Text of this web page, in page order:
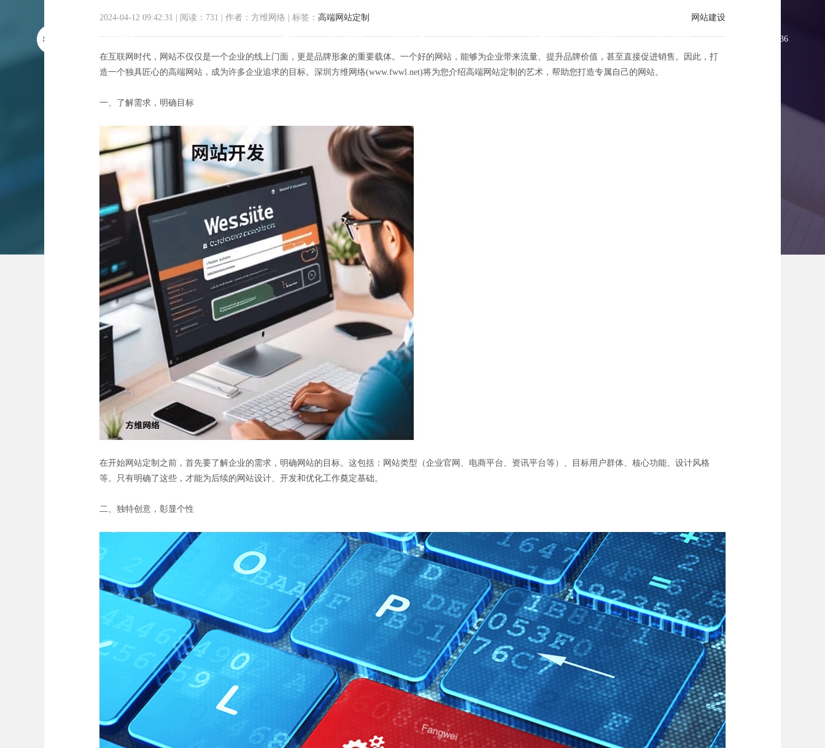
首页 关于方维 服务范围 我们的作品 解决方案 新闻资讯 联系方维 0755-83896336
匠心独运：打造专属你的高端网站定制艺术
网站建设
2024-04-12 09:42:31 阅读：731 作者：方维网络 标签： 高端网站定制
在互联网时代，网站不仅仅是一个企业的线上门面，更是品牌形象的重要载体。一个好的网站，能够为企业带来流量、提升品牌价值，甚至直接促进销售。因此，打
造一个独具匠心的高端网站，成为许多企业追求的目标。深圳方维网络(www.fwwl.net)将为您介绍高端网站定制的艺术，帮助您打造专属自己的网站。
一、了解需求，明确目标
在开始网站定制之前，首先要了解企业的需求，明确网站的目标。这包括：网站类型（企业官网、电商平台、资讯平台等）、目标用户群体、核心功能、设计风格
等。只有明确了这些，才能为后续的网站设计、开发和优化工作奠定基础。
二、独特创意，彰显个性